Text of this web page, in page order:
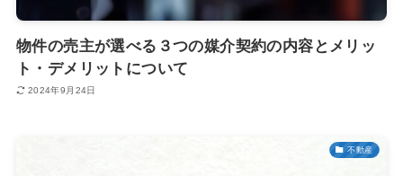
物件の売主が選べる３つの媒介契約の内容とメリッ
ト・デメリットについて
2024年9月24日
不動産